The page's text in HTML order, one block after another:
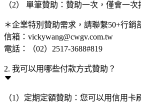
（2） 單筆贊助：贊助一次，僅會一次
＊企業特別贊助需求，請聯繫50+行銷
信箱：vickywang@cwgv.com.tw
電話：（02）2517-3688#819
2. 我可以用哪些付款方式贊助？
（1）定期定額贊助：您可以用信用卡